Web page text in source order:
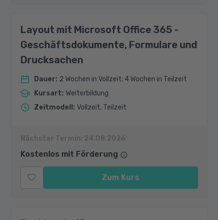
Layout mit Microsoft Office 365 -
Geschäftsdokumente, Formulare und
Drucksachen
Dauer: 2 Wochen in Vollzeit; 4 Wochen in Teilzeit
Kursart: Weiterbildung
Zeitmodell : Vollzeit, Teilzeit
Nächster Termin: 24.08.2026
Kostenlos mit Förderung
Zum Kurs